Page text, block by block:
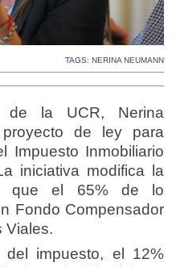
TAGS: NERINA NEUMANN
de la UCR, Nerina
de ley para
Impuesto Inmobiliario
iniciativa modifica la
que el 65% de lo
Fondo Compensador
Viales.
impuesto, el 12%